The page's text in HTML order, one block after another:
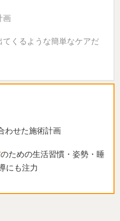
画
くるような簡単なケアだ
わせた施術計画
のための生活習慣・姿勢・睡
にも注力